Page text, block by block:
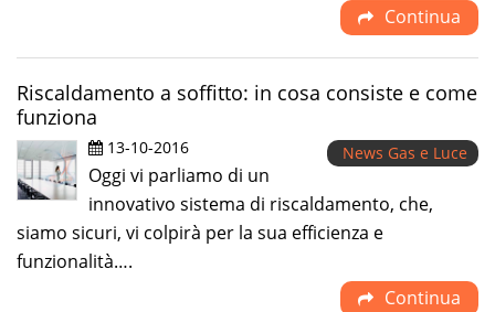
Continua
Riscaldamento a soffitto: in cosa consiste e come
funziona
13-10-2016 News Gas e Luce
Oggi vi parliamo di un
innovativo sistema di riscaldamento, che,
siamo sicuri, vi colpirà per la sua efficienza e
funzionalità….
Continua